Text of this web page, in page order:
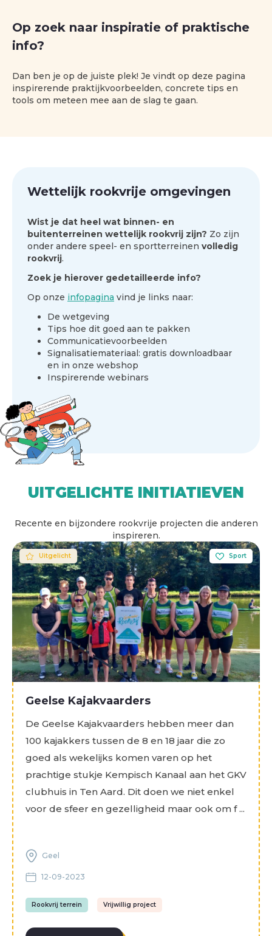
Op zoek naar inspiratie of praktische
info?
Dan ben je op de juiste plek! Je vindt op deze pagina
inspirerende praktijkvoorbeelden, concrete tips en
tools om meteen mee aan de slag te gaan.
Wettelijk rookvrije omgevingen
Wist je dat heel wat binnen- en
buitenterreinen wettelijk rookvrij zijn? Zo zijn
onder andere speel- en sportterreinen volledig
rookvrij.
Zoek je hierover gedetailleerde info?
Op onze infopagina vind je links naar:
De wetgeving
Tips hoe dit goed aan te pakken
Communicatievoorbeelden
Signalisatiemateriaal: gratis downloadbaar
en in onze webshop
Inspirerende webinars
UITGELICHTE INITIATIEVEN
Recente en bijzondere rookvrije projecten die anderen
inspireren.
Uitgelicht Sport
Geelse Kajakvaarders
De Geelse Kajakvaarders hebben meer dan
100 kajakkers tussen de 8 en 18 jaar die zo
goed als wekelijks komen varen op het
prachtige stukje Kempisch Kanaal aan het GKV
clubhuis in Ten Aard. Dit doen we niet enkel
voor de sfeer en gezelligheid maar ook om f ...
Geel
12-09-2023
Rookvrij terrein Vrijwillig project